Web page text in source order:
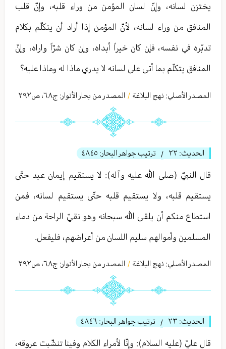
يختزن لسانه، وإنّ لسان المؤمن من وراء قلبه، وإنّ قلب
المنافق من وراء لسانه، لأنّ المؤمن إذا أراد أن يتكلّم بكلام
تدبّره في نفسه، فإن كان خيراً أبداه، وإن كان شرّاً واراه، وإنّ
المنافق يتكلّم بما أتى على لسانه لا يدري ماذا له وماذا عليه؟
المصدر الأصلي: نهج البلاغة / المصدر من بحار الأنوار: ج٦٨، ص٢٩٢
الحديث: ٢٢ / ترتيب جواهر البحار: ٤٨٤٥
قال النبيّ (صلى الله عليه وآله): لا يستقيم إيمان عبد حتّى
يستقيم قلبه، ولا يستقيم قلبه حتّى يستقيم لسانه، فمن
استطاع منكم أن يلقى الله سبحانه وهو نقيّ الراحة من دماء
المسلمين وأموالهم سليم اللسان من أعراضهم، فليفعل.
المصدر الأصلي: نهج البلاغة / المصدر من بحار الأنوار: ج٦٨، ص٢٩٢
الحديث: ٢٣ / ترتيب جواهر البحار: ٤٨٤٦
قال عليّ (عليه السلام): وإنّا لأمراء الكلام وفينا تنشّبت عروقه،